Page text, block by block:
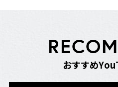
RECOM
おすすめYou